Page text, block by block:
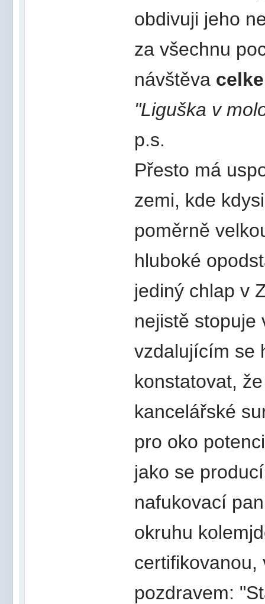
obdivuji jeho
za všechnu
návštěva
"Liguška v
p.s.
Přesto má
zemi, kde
poměrně
hluboké
jediný chlap v
nejistě stopuje
vzdalujícím se
konstatovat,
kancelářské
pro oko
jako se
nafukovací
okruhu
certifikovanou,
pozdravem: